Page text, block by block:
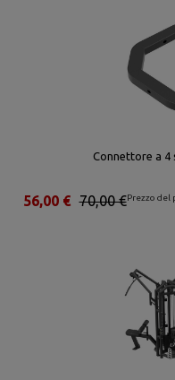
Connettore a 4
Prezzo del
70,00 €
56,00 €